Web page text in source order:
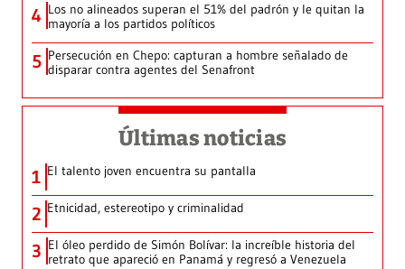
4 Los no alineados superan el 51% del padrón y le quitan la
mayoría a los partidos políticos
5 Persecución en Chepo: capturan a hombre señalado de
disparar contra agentes del Senafront
Últimas noticias
1 El talento joven encuentra su pantalla​
2 Etnicidad, estereotipo y criminalidad
3 El óleo perdido de Simón Bolívar: la increíble historia del
retrato que apareció en Panamá y regresó a Venezuela